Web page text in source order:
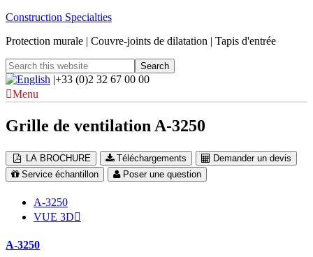
Construction Specialties
Protection murale | Couvre-joints de dilatation | Tapis d'entrée
|+33 (0)2 32 67 00 00
Menu
Grille de ventilation A-3250
LA BROCHURE Téléchargements
Demander un devis
Service échantillon
Poser une question
A-3250
VUE 3D
A-3250